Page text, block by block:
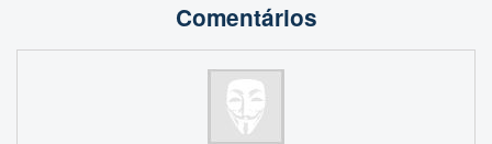
Comentários